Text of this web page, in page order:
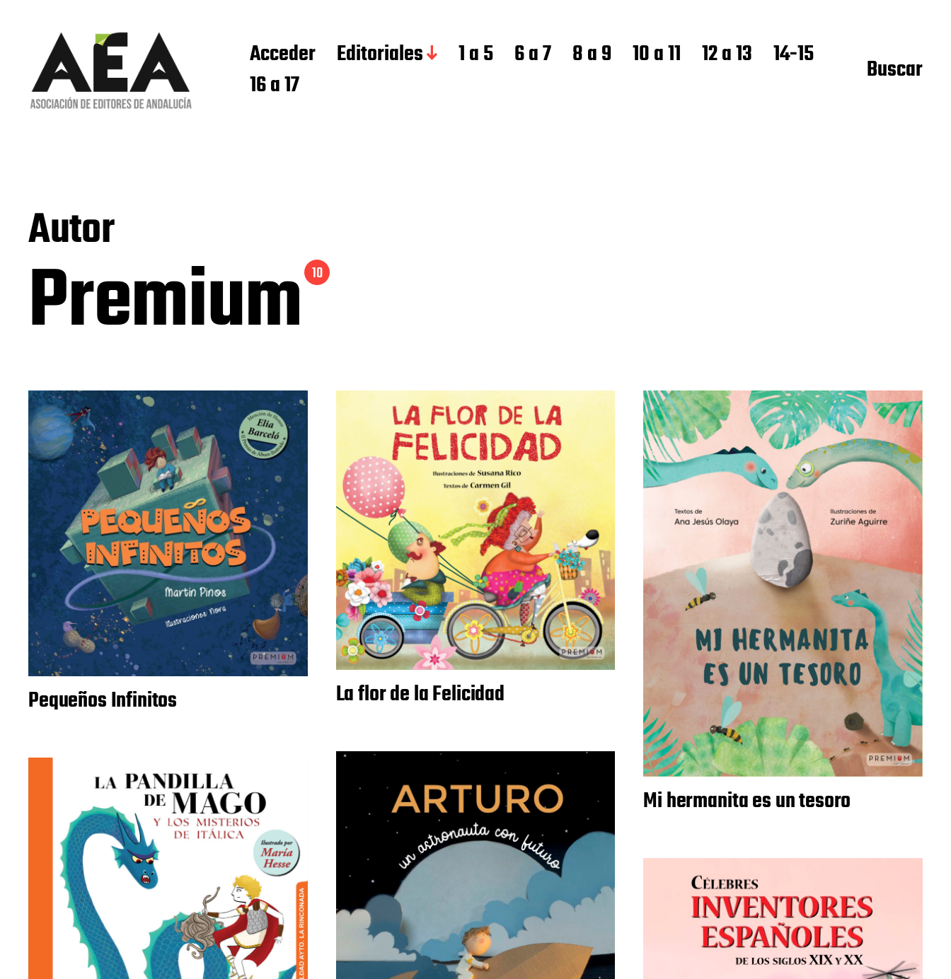
Acceder Editoriales 1 a 5 6 a 7 8 a 9 10 a 11 12 a 13
14-15
16 a 17
Buscar
Autor
Premium 10
Pequeños Infinitos La flor de la Felicidad
Mi hermanita es un tesoro